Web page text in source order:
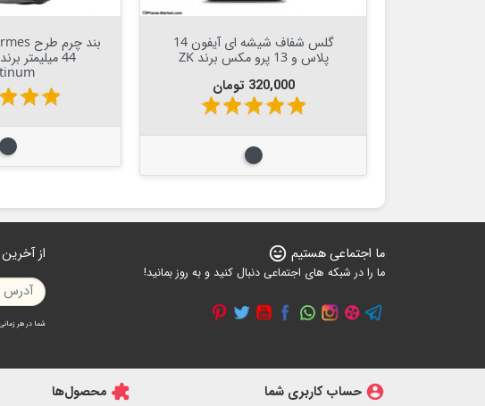
گلس شفاف شیشه ای آیفون 14
پلاس و 13 پرو مکس برند ZK
قیمت
320,000 تومان
star
star
star
star
star
مشکی
star
star
ما اجتماعی هستیم sentiment_very_satisfied
ما را در شبکه های اجتماعی دنبال کنید و به روز بمانید!
از
شما در هر
account_circle حساب کاربری شما
extension محصول‌ها